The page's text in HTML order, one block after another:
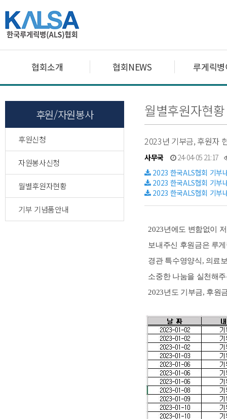
협회소개 협회NEWS 루게릭
후원/자원봉사
후원신청
자원봉사신청
월별후원자현황
기부 기념품안내
월별후원자현황
2023년 기부금, 후원자
사무국
24-04-05 21:17
2023 한국ALS협회 기부
2023 한국ALS협회 기부
2023 한국ALS협회 기
2023년에도 변함없이
보내주신 후원금은 루
경관 특수영양식, 의료
소중한 나눔을 실천해
2023년도 기부금, 후원